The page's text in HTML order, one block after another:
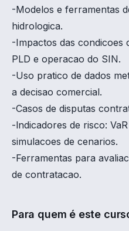
-Modelos e ferramentas
hidrologica.
-Impactos das condicoes
PLD e operacao do SIN.
-Uso pratico de dados
a decisao comercial.
-Casos de disputas
-lndicadores de risco:
simulacoes de cenarios.
-Ferramentas para
de contratacao.
Para quem é este